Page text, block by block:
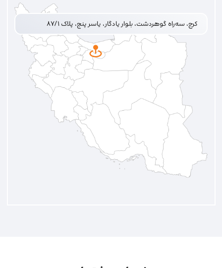
کرج، سه‌راه گوهردشت، بلوار یادگار، یاسر پنج، پلاک ۸۷/۱